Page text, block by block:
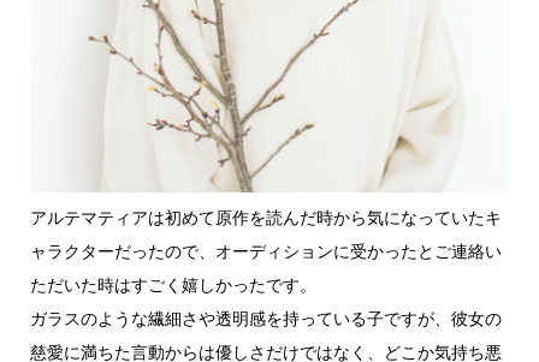
アルテマティアは初めて原作を読んだ時から気になっていたキ
ャラクターだったので、オーディションに受かったとご連絡い
ただいた時はすごく嬉しかったです。
ガラスのような繊細さや透明感を持っている子ですが、彼女の
慈愛に満ちた言動からは優しさだけではなく、どこか気持ち悪